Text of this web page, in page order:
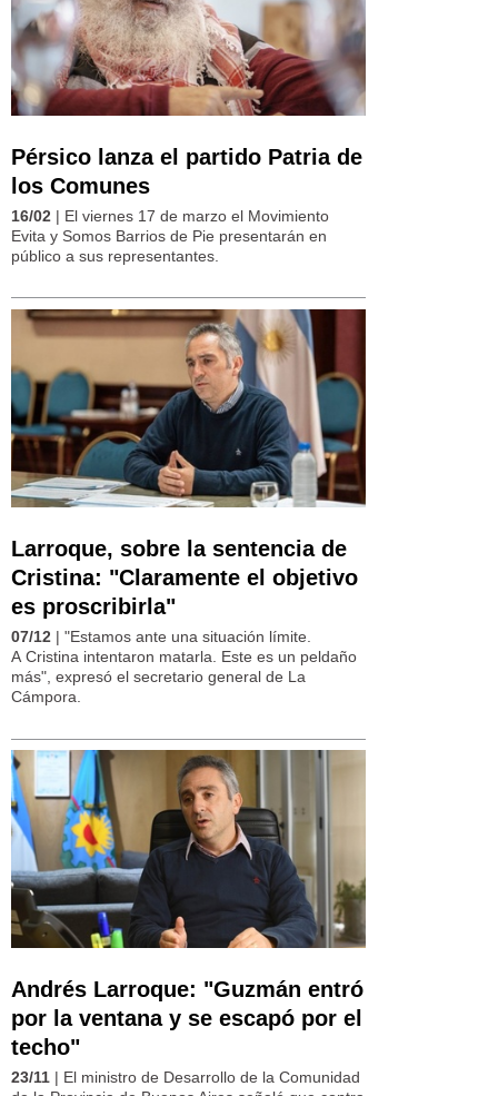
Pérsico lanza el partido Patria de
los Comunes
16/02 | El viernes 17 de marzo el Movimiento
Evita y Somos Barrios de Pie presentarán en
público a sus representantes.
Larroque, sobre la sentencia de
Cristina: "Claramente el objetivo
es proscribirla"
07/12 | "Estamos ante una situación límite.
A Cristina intentaron matarla. Este es un peldaño
más", expresó el secretario general de La
Cámpora.
Andrés Larroque: "Guzmán entró
por la ventana y se escapó por el
techo"
23/11 | El ministro de Desarrollo de la Comunidad